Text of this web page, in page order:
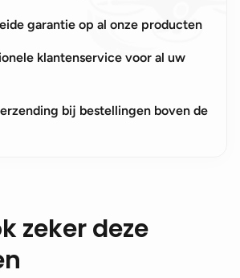
garantie op al onze producten
klantenservice voor al uw
bij bestellingen boven de
zeker deze